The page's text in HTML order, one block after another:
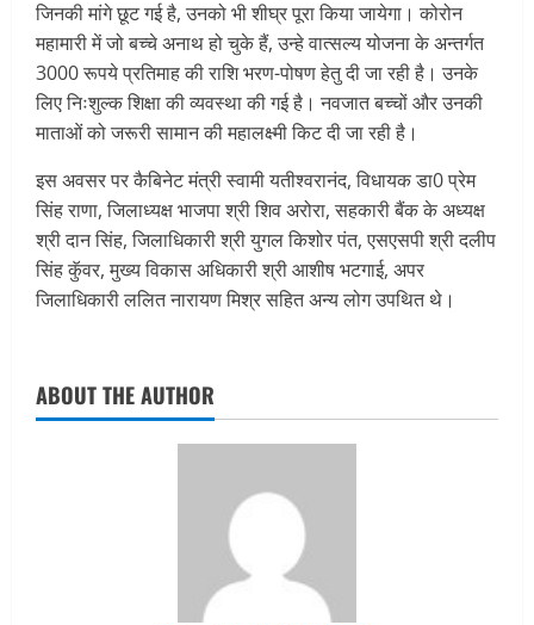
जिनकी मांगे छूट गई है, उनको भी शीघ्र पूरा किया जायेगा। कोरोन
महामारी में जो बच्चे अनाथ हो चुके हैं, उन्हे वात्सल्य योजना के अन्तर्गत
3000 रूपये प्रतिमाह की राशि भरण-पोषण हेतु दी जा रही है। उनके
लिए निःशुल्क शिक्षा की व्यवस्था की गई है। नवजात बच्चों और उनकी
माताओं को जरूरी सामान की महालक्ष्मी किट दी जा रही है।
इस अवसर पर कैबिनेट मंत्री स्वामी यतीश्वरानंद, विधायक डा0 प्रेम
सिंह राणा, जिलाध्यक्ष भाजपा श्री शिव अरोरा, सहकारी बैंक के अध्यक्ष
श्री दान सिंह, जिलाधिकारी श्री युगल किशोर पंत, एसएसपी श्री दलीप
सिंह कुॅवर, मुख्य विकास अधिकारी श्री आशीष भटगाई, अपर
जिलाधिकारी ललित नारायण मिश्र सहित अन्य लोग उपथित थे।
ABOUT THE AUTHOR